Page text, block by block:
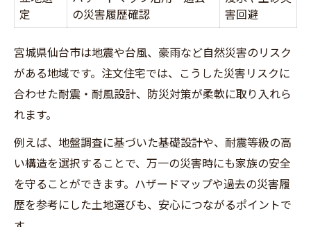
定
の災害履歴確認
害回避
宮城県仙台市は地震や台風、豪雨など自然災害のリスク
がある地域です。注文住宅では、こうした災害リスクに
合わせた耐震・耐風設計、防災対策が柔軟に取り入れら
れます。
例えば、地盤調査に基づいた基礎設計や、耐震等級の高
い構造を選択することで、万一の災害時にも家族の安全
を守ることができます。ハザードマップや過去の災害履
歴を参考にした土地選びも、安心につながるポイントで